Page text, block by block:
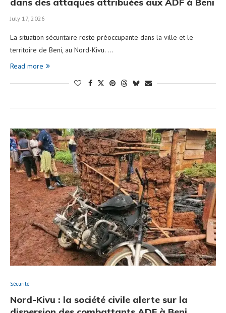
July 17, 2026
La situation sécuritaire reste préoccupante dans la ville et le
territoire de Beni, au Nord-Kivu. …
Read more
Sécurité
Nord-Kivu : la société civile alerte sur la